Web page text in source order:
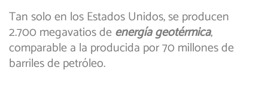
Tan solo en los Estados Unidos, se producen
2.700 megavatios deenergía geotérmica,
comparable a la producida por 70 millones de
barriles de petróleo.